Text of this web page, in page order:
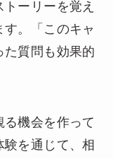
ーリーを覚え
。「このキャ
た質問も効果的
る機会を作って
を通じて、相